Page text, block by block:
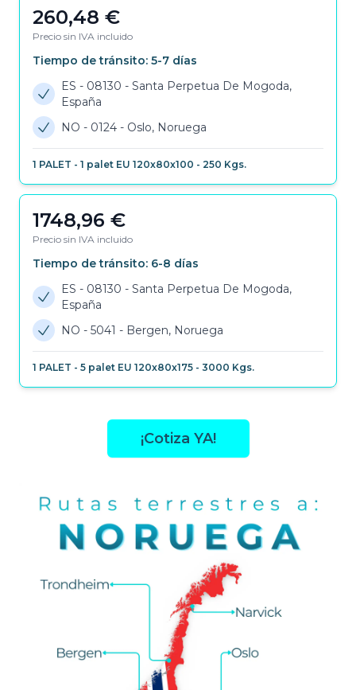
260,48 €
Precio sin IVA incluido
Tiempo de tránsito: 5-7 días
ES - 08130 - Santa Perpetua De Mogoda,
España
NO - 0124 - Oslo, Noruega
1 PALET - 1 palet EU 120x80x100 - 250 Kgs.
1748,96 €
Precio sin IVA incluido
Tiempo de tránsito: 6-8 días
ES - 08130 - Santa Perpetua De Mogoda,
España
NO - 5041 - Bergen, Noruega
1 PALET - 5 palet EU 120x80x175 - 3000 Kgs.
¡Cotiza YA!